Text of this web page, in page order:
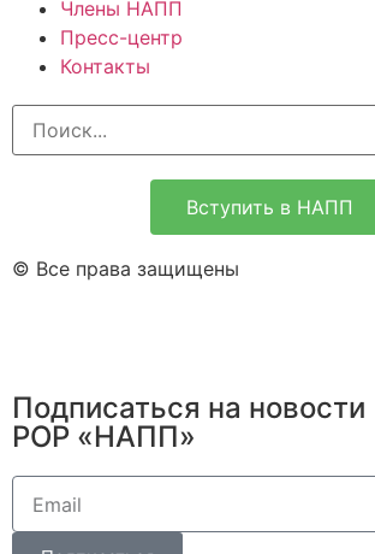
Члены НАПП
Пресс-центр
Контакты
Вступить в НАПП
© Все права защищены
Подписаться на новости
РОР «НАПП»